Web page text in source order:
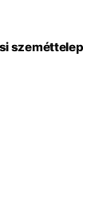
szeméttelep